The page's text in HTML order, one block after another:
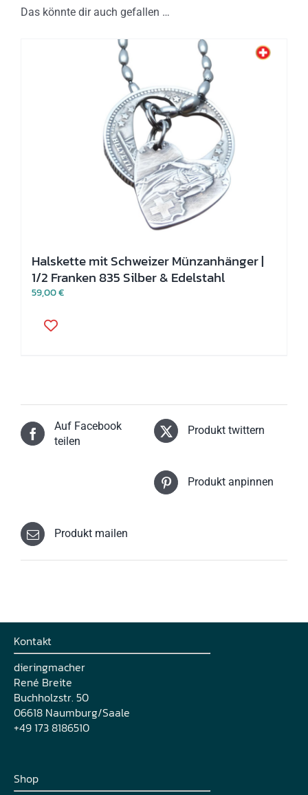
Das könnte dir auch gefallen …
Halskette mit Schweizer Münzanhänger |
1/2 Franken 835 Silber & Edelstahl
59,00€
Auf Facebook
teilen
Produkt twittern
Produkt anpinnen
Produkt mailen
Kontakt
dieringmacher
René Breite
Buchholzstr. 50
06618 Naumburg/Saale
+49 173 8186510
Shop